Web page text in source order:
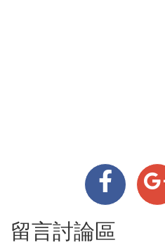
留言討論區